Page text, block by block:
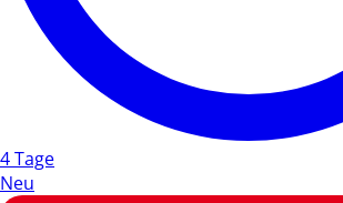
4 Tage
Neu